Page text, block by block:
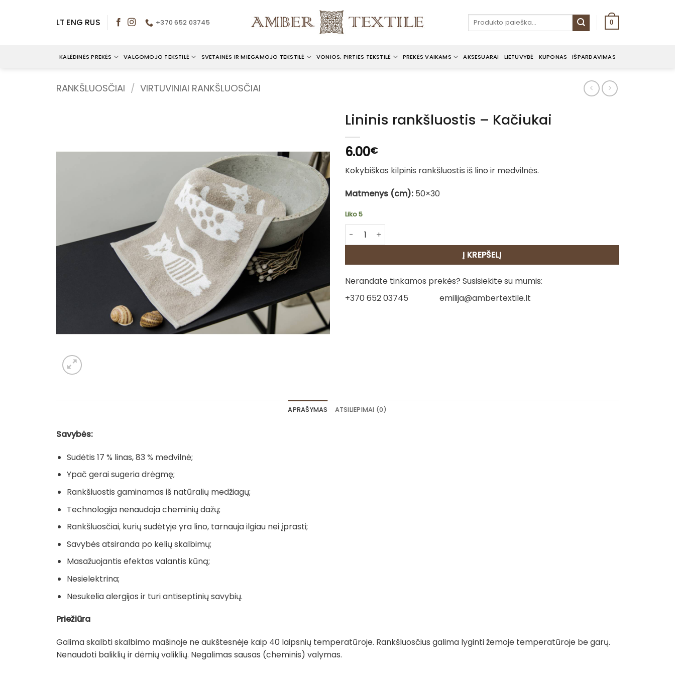
LT ENG RUS +370 652 03745 Ieškoti: 0
KALĖDINĖS PREKĖS VALGOMOJO TEKSTILĖ SVETAINĖS IR MIEGAMOJO TEKSTILĖ VONIOS, PIRTIES TEKSTILĖ PREKĖS VAIKAMS AKSESUARAI LIETUVYBĖ KUPONAS IŠPARDAVIMAS
RANKŠLUOSČIAI / VIRTUVINIAI RANKŠLUOSČIAI
Lininis rankšluostis – Kačiukai
6.00€
Kokybiškas kilpinis rankšluostis iš lino ir medvilnės.
Matmenys (cm): 50×30
Liko 5
produkto kiekis: Lininis rankšluostis - Kačiukai
Į KREPŠELĮ
Nerandate tinkamos prekės? Susisiekite su mumis:
+370 652 03745
emilija@ambertextile.lt
APRAŠYMAS ATSILIEPIMAI (0)
Savybės:
Sudėtis 17 % linas, 83 % medvilnė;
Ypač gerai sugeria drėgmę;
Rankšluostis gaminamas iš natūralių medžiagų;
Technologija nenaudoja cheminių dažų;
Rankšluosčiai, kurių sudėtyje yra lino, tarnauja ilgiau nei įprasti;
Savybės atsiranda po kelių skalbimų;
Masažuojantis efektas valantis kūną;
Nesielektrina;
Nesukelia alergijos ir turi antiseptinių savybių.
Priežiūra
Galima skalbti skalbimo mašinoje ne aukštesnėje kaip 40 laipsnių temperatūroje. Rankšluosčius galima lyginti žemoje temperatūroje be garų.
Nenaudoti baliklių ir dėmių valiklių. Negalimas sausas (cheminis) valymas.